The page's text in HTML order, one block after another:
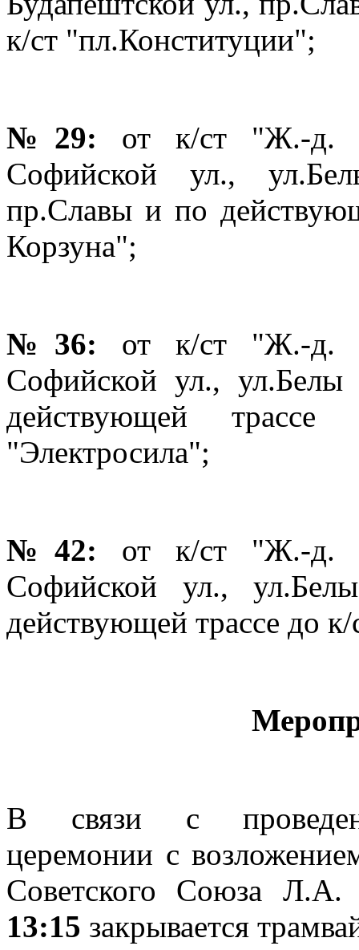
к/ст "пл.Конституции";
№29: от к/ст "Ж.-д.
Софийской ул.,
пр.Славы и по
Корзуна";
№36: от к/ст "Ж.-д.
Софийской ул.,
действующей
"Электросила";
№42: от к/ст "Ж.-д.
Софийской ул.,
действующей трассе до
В связи с
церемонии с
Советского Союза
13:15 закрывается